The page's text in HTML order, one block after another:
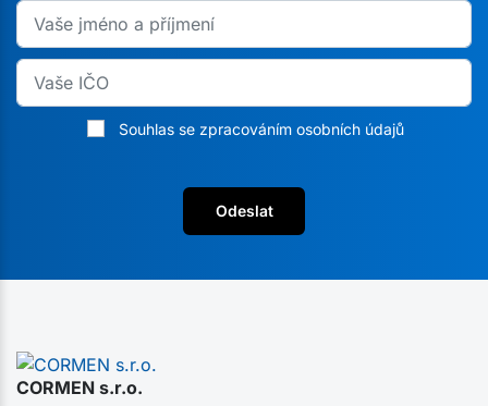
Souhlas se zpracováním osobních údajů
Odeslat
CORMEN s.r.o.